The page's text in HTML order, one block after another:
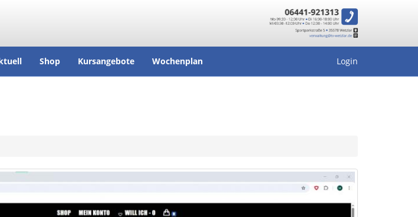
Shop Kursangebote Wochenplan Login